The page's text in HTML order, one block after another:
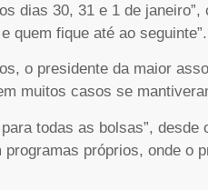
dias 30, 31 e 1 de
quem fique até ao seguinte”.
o presidente da maior
muitos casos se
todas as bolsas”,
próprios, onde o